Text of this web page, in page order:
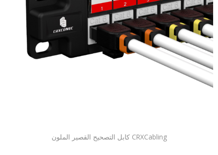
CRXCabling كابل التصحيح القصير الملون